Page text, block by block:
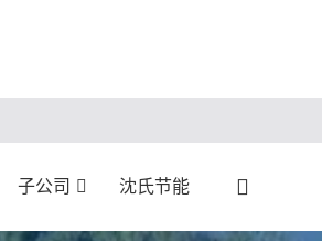
子公司 沈氏节能